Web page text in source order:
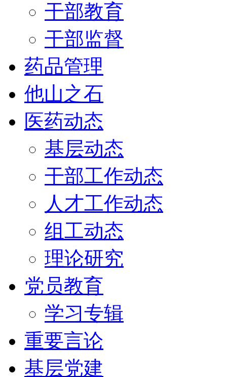
干部教育
干部监督
药品管理
他山之石
医药动态
基层动态
干部工作动态
人才工作动态
组工动态
理论研究
党员教育
学习专辑
重要言论
基层党建